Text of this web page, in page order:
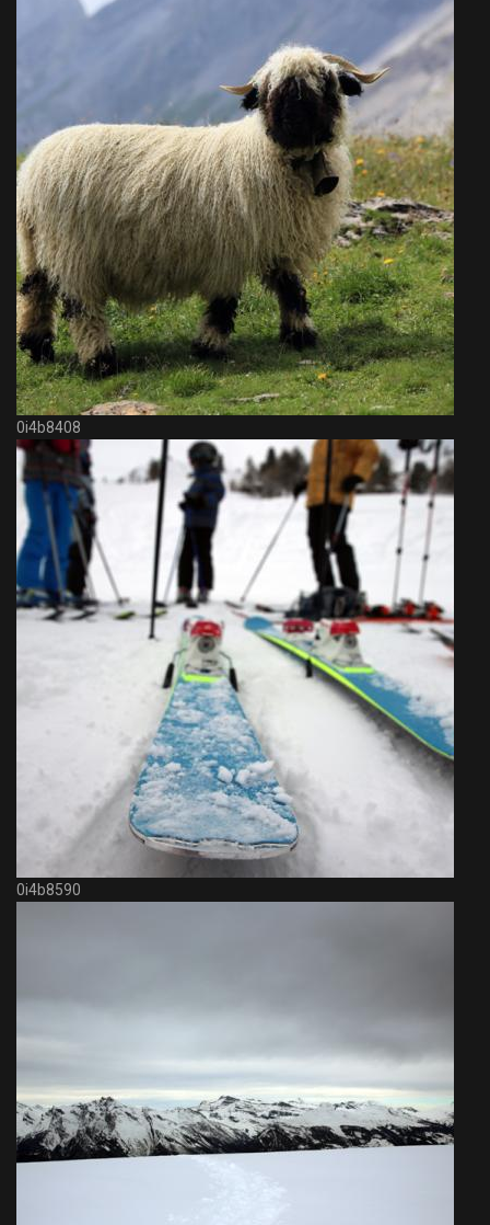
0i4b8408
0i4b8590